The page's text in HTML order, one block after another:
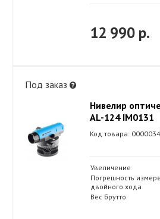
12 990 р.
Под заказ
Нивелир
AL-124 IM0131
Код товара:
Увеличение
Погрешность
двойного хода
Вес брутто